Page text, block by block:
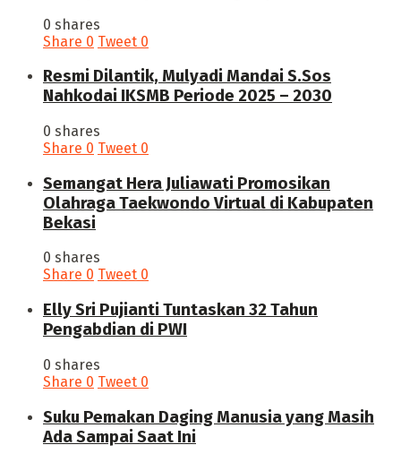
0 shares
Share 0 Tweet 0
Resmi Dilantik, Mulyadi Mandai S.Sos
Nahkodai IKSMB Periode 2025 – 2030
0 shares
Share 0 Tweet 0
Semangat Hera Juliawati Promosikan
Olahraga Taekwondo Virtual di Kabupaten
Bekasi
0 shares
Share 0 Tweet 0
Elly Sri Pujianti Tuntaskan 32 Tahun
Pengabdian di PWI
0 shares
Share 0 Tweet 0
‎Suku Pemakan Daging Manusia yang Masih
Ada Sampai Saat Ini